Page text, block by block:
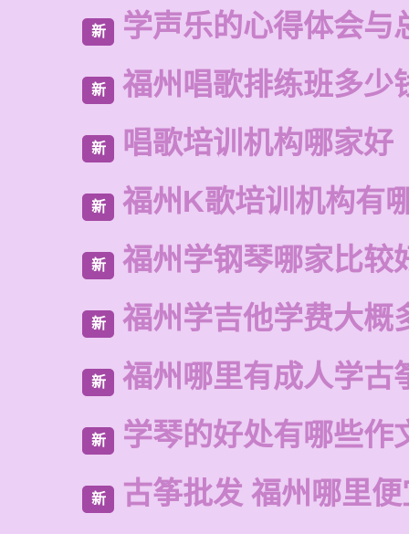
新 学声乐的心得体会与
新 福州唱歌排练班多少
新 唱歌培训机构哪家好
新 福州K歌培训机构有
新 福州学钢琴哪家比较
新 福州学吉他学费大概
新 福州哪里有成人学古
新 学琴的好处有哪些作
新 古筝批发 福州哪里